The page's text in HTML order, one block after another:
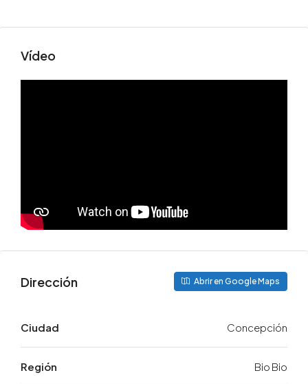
Vídeo
Dirección Abrir en Google Maps
Ciudad Concepción
Región Bio Bio